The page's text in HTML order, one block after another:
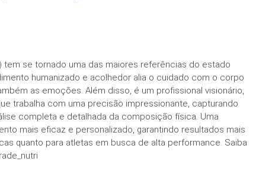
se tornado uma das maiores referências do estado
humanizado e acolhedor alia o cuidado com o corpo
as emoções. Além disso, é um profissional visionário,
trabalha com uma precisão impressionante, capturando
completa e detalhada da composição física. Uma
mais eficaz e personalizado, garantindo resultados mais
quanto para atletas em busca de alta performance. Saiba